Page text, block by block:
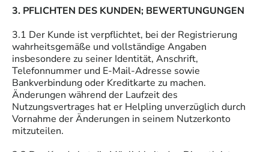
3. PFLICHTEN DES KUNDEN; BEWERTUNGUNGEN
3.1 Der Kunde ist verpflichtet, bei der Registrierung
wahrheitsgemäße und vollständige Angaben
insbesondere zu seiner Identität, Anschrift,
Telefonnummer und E-Mail-Adresse sowie
Bankverbindung oder Kreditkarte zu machen.
Änderungen während der Laufzeit des
Nutzungsvertrages hat er Helpling unverzüglich durch
Vornahme der Änderungen in seinem Nutzerkonto
mitzuteilen.